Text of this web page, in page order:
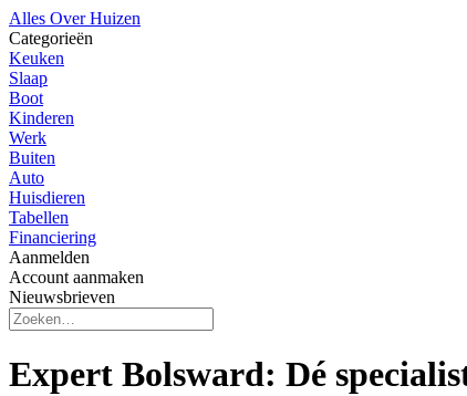
Alles Over Huizen
Categorieën
Keuken
Slaap
Boot
Kinderen
Werk
Buiten
Auto
Huisdieren
Tabellen
Financiering
Aanmelden
Account aanmaken
Nieuwsbrieven
Expert Bolsward: Dé